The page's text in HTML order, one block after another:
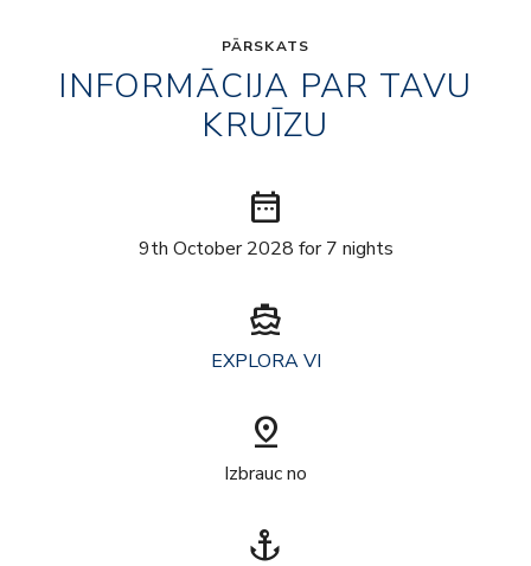
PĀRSKATS
INFORMĀCIJA PAR TAVU
KRUĪZU
date_range
9th October 2028 for 7 nights
directions_boat
EXPLORA VI
pin_drop
Izbrauc no
anchor